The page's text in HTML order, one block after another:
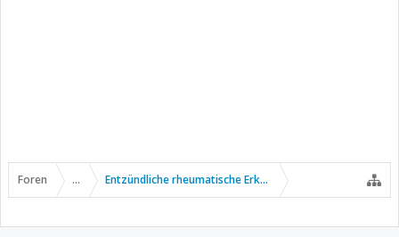
Foren ... Entzündliche rheumatische Erkrankungen